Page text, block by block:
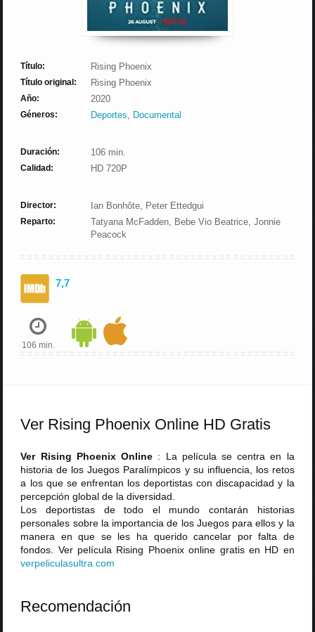
Título: Rising Phoenix
Título original: Rising Phoenix
Año: 2020
Géneros: Deportes, Documental
Duración: 106 min.
Calidad: HD 720P
Director: Ian Bonhôte, Peter Ettedgui
Reparto:
Tatyana McFadden, Bebe Vio Beatrice, Jonnie
Peacock
7,7
106 min.
Ver Rising Phoenix Online HD Gratis
Ver Rising Phoenix Online : La película se centra en la
historia de los Juegos Paralímpicos y su influencia, los retos
a los que se enfrentan los deportistas con discapacidad y la
percepción global de la diversidad.
Los deportistas de todo el mundo contarán historias
personales sobre la importancia de los Juegos para ellos y la
manera en que se les ha querido cancelar por falta de
fondos. Ver película Rising Phoenix online gratis en HD en
verpeliculasultra .com
Recomendación